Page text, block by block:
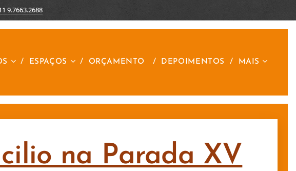
9.7663.2688
ESPAÇOS ORÇAMENTO DEPOIMENTOS MAIS
na Parada XV